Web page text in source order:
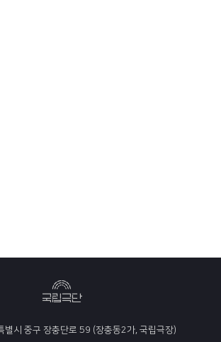
시 중구 장충단로 59 (장충동2가, 국립극장)